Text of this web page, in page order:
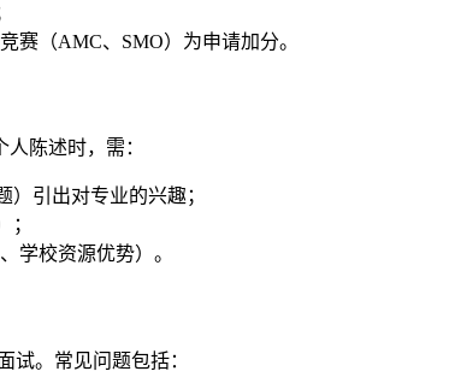
赛（AMC、SMO）为申请加分。
人陈述时，需：
引出对专业的兴趣；
；
学校资源优势）。
试。常见问题包括：